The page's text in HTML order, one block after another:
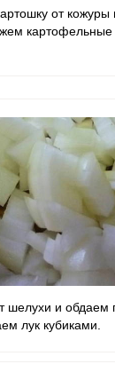
20 мкг 0
от кожуры
картофельные
шелухи и обдаем
лук кубиками.